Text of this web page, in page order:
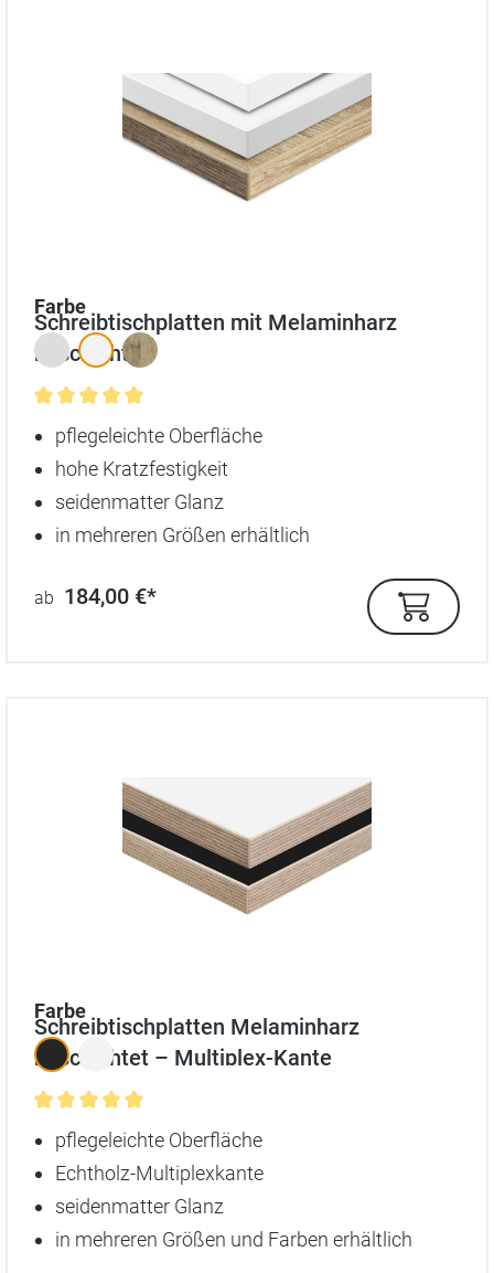
Farbeauswählen
Schreibtischplatten mit Melaminharz
beschichtet
Durchschnittliche Bewertung von 5 von 5 Sternen
pflegeleichte Oberfläche
hohe Kratzfestigkeit
seidenmatter Glanz
in mehreren Größen erhältlich
ab 184,00 €*
Farbeauswählen
Schreibtischplatten Melaminharz
beschichtet – Multiplex-Kante
Durchschnittliche Bewertung von 5 von 5 Sternen
pflegeleichte Oberfläche
Echtholz-Multiplexkante
seidenmatter Glanz
in mehreren Größen und Farben erhältlich